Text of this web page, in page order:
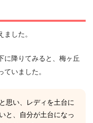
した。
に降りてみると、梅ヶ丘
いました。
思い、レディを土台に
と、自分が土台になっ